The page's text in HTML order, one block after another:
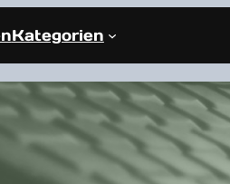
Kategorien